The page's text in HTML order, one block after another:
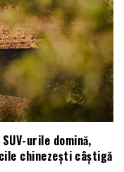
urile domină,
chinezești câștigă